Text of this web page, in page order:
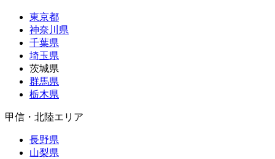
東京都
神奈川県
千葉県
埼玉県
茨城県
群馬県
栃木県
甲信・北陸エリア
長野県
山梨県